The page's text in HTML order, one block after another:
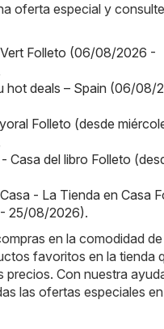
oferta especial y
Folleto (06/08/2026 -
hot deals – Spain (06/08/
Folleto (desde
Casa del libro Folleto
- La Tienda en Casa
25/08/2026).
en la comodidad
favoritos en la tienda
Con nuestra
las ofertas especiales